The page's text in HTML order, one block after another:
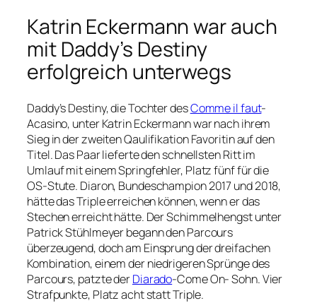
Katrin Eckermann war auch
mit Daddy’s Destiny
erfolgreich unterwegs
Daddy’s Destiny, die Tochter desComme il faut-
Acasino, unter Katrin Eckermann war nach ihrem
Sieg in der zweiten Qaulifikation Favoritin auf den
Titel. Das Paar lieferte den schnellsten Ritt im
Umlauf mit einem Springfehler, Platz fünf für die
OS-Stute. Diaron, Bundeschampion 2017 und 2018,
hätte das Triple erreichen können, wenn er das
Stechen erreicht hätte. Der Schimmelhengst unter
Patrick Stühlmeyer begann den Parcours
überzeugend, doch am Einsprung der dreifachen
Kombination, einem der niedrigeren Sprünge des
Parcours, patzte derDiarado-Come On- Sohn. Vier
Strafpunkte, Platz acht statt Triple.